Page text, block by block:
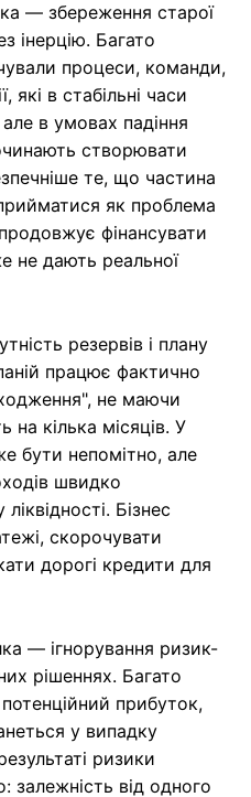
— збереження старої
інерцію. Багато
процеси, команди,
які в стабільні часи
в умовах падіння
створювати
те, що частина
як проблема
фінансувати
не дають реальної
резервів і плану
працює фактично
не маючи
на кілька місяців. У
бути непомітно, але
швидко
Бізнес
скорочувати
дорогі кредити для
— ігнорування ризик-
рішеннях. Багато
прибуток,
у випадку
ризики
залежність від одного